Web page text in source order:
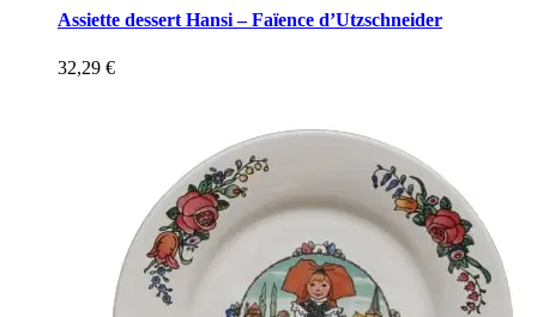
Assiette dessert Hansi – Faïence d’Utzschneider
32,29 €